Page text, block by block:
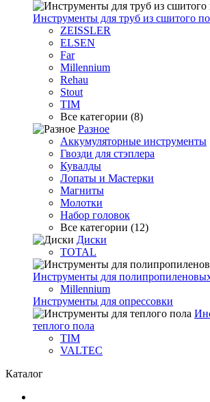
Инструменты для труб из сшитого
ZEISSLER
ELSEN
Far
Millennium
Rehau
Stout
TIM
Все категории (8)
Разное
Аккумуляторные инструменты
Гвозди для стэплера
Кувалды
Лопаты и Мастерки
Магниты
Молотки
Набор головок
Все категории (12)
Диски
TOTAL
Инструменты для
Millennium
Инструменты для опрессовки
теплого пола
TIM
VALTEC
Каталог